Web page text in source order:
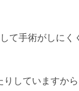
手術がしにく
していますか